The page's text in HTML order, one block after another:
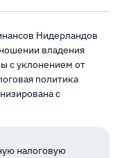
Нидерландов
владения
с уклонением от
политика
с
налоговую